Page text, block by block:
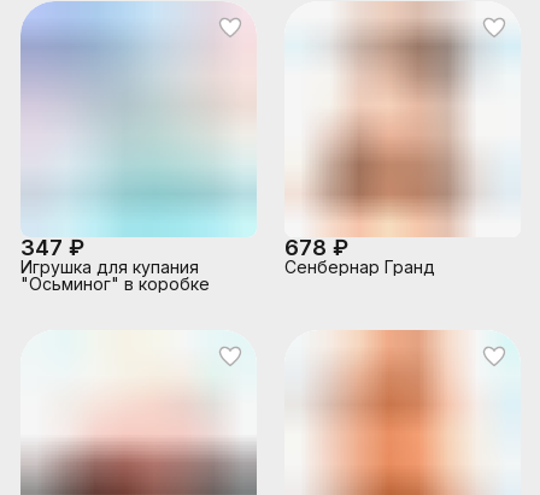
347 ₽
Игрушка для купания
"Осьминог" в коробке
678 ₽
Сенбернар Гранд